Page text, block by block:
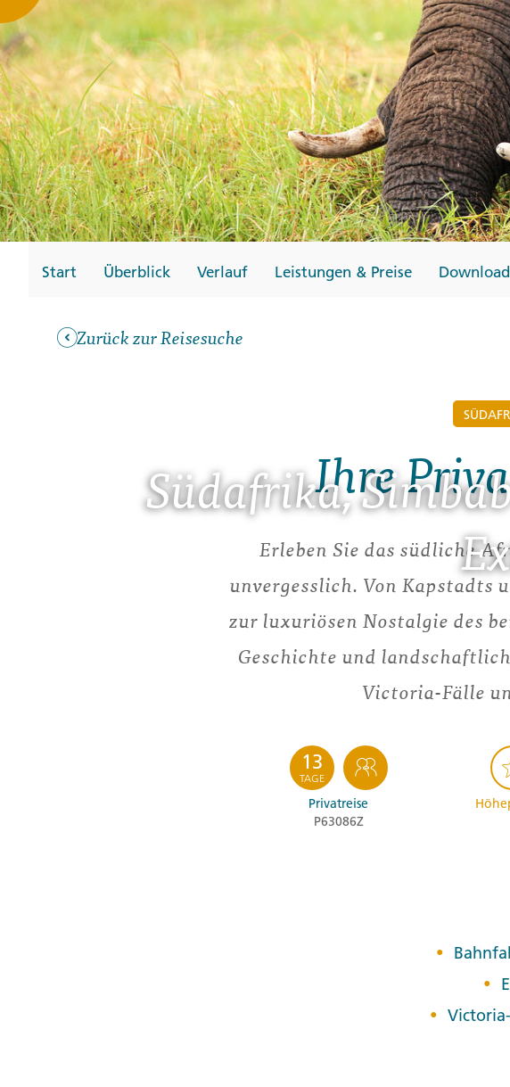
→
Gutscheine
Messen und Veranstaltungen
Notfallteam und
Krisenmanagement
→
→
Südafrika,
Start Überblick Verlauf Leistungen & Preise
Zurück zur Reisesuche
Ihre
Erleben Sie das südliche
unvergesslich. Von Kapstadts
zur luxuriösen Nostalgie des
Geschichte und
Victoria-Fälle
13
TAGE
Privatreise
P63086Z